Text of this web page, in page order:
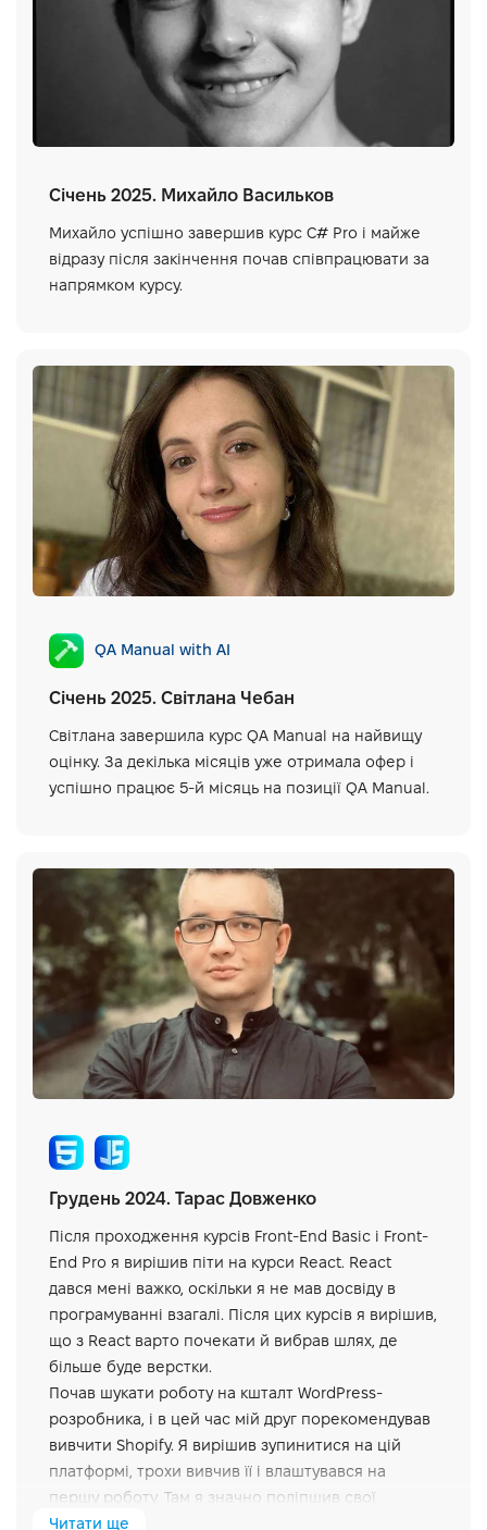
Січень 2025. Михайло Васильков
Михайло успішно завершив курс C# Pro і майже
відразу після закінчення почав співпрацювати за
напрямком курсу.
QA Manual with AI
Січень 2025. Світлана Чебан
Світлана завершила курс QA Manual на найвищу
оцінку. За декілька місяців уже отримала офер і
успішно працює 5-й місяць на позиції QA Manual.
Грудень 2024. Тарас Довженко
Після проходження курсів Front-End Basic і Front-
End Pro я вирішив піти на курси React. React
дався мені важко, оскільки я не мав досвіду в
програмуванні взагалі. Після цих курсів я вирішив,
що з React варто почекати й вибрав шлях, де
більше буде верстки.
Почав шукати роботу на кшталт WordPress-
розробника, і в цей час мій друг порекомендував
вивчити Shopify. Я вирішив зупинитися на цій
платформі, трохи вивчив її і влаштувався на
першу роботу. Там я значно поліпшив свої
навички роботи з HTML/CSS і ванільним JS. Усі
Читати ще